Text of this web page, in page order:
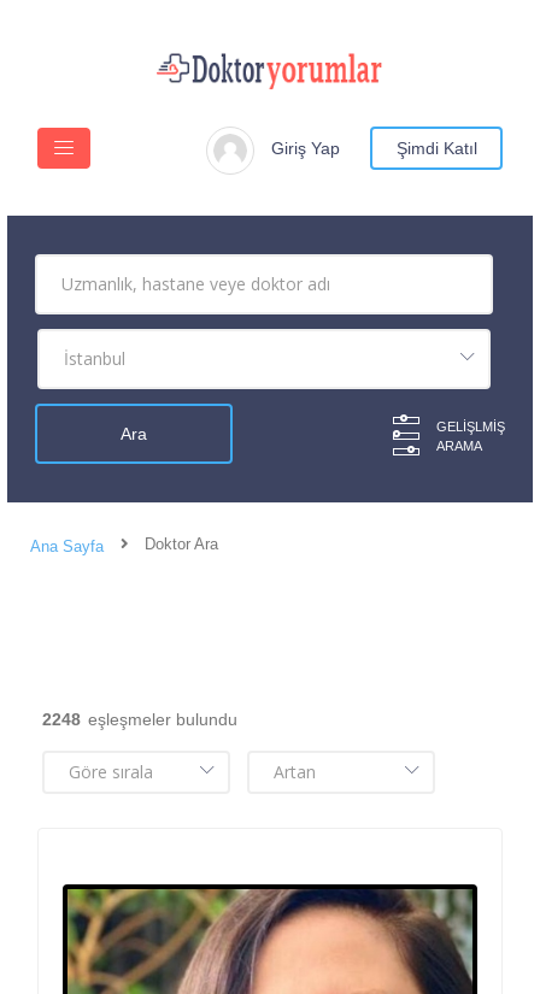
Giriş Yap Şimdi Katıl
GELIŞLMIŞ
ARAMA
Ana Sayfa Doktor Ara
2248 eşleşmeler bulundu